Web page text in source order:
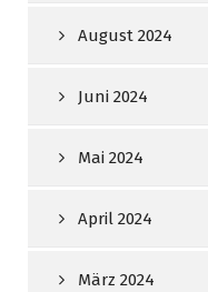
August 2024
Juni 2024
Mai 2024
April 2024
März 2024